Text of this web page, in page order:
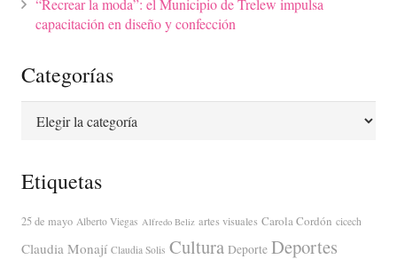
capacitación en diseño y confección
Categorías
Etiquetas
25 de mayo Alberto Viegas Alfredo Beliz artes visuales Carola Cordón cicech
Claudia Monají Claudia Solis Cultura Deporte Deportes